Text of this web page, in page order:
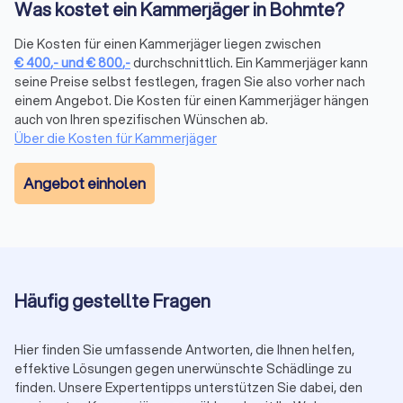
Ameisen können in großer Zahl in Wohnungen und Häusern
auftreten, insbesondere in den Sommermonaten. Ein
Kammerjäger kann gezielte Maßnahmen ergreifen, um
Ameisen zu bekämpfen. Zudem verhindert er, dass sie sich
erneut ansiedeln.
Kammerjäger Bettwanzen
Bettwanzen sind ein zunehmendes Problem in urbanen
Gebieten und ihre Bekämpfung ist oft schwierig und
verschiedene Methoden anwenden, wie z.B. das Erhitzen der
Kammerjäger Ratten
Was kostet ein Kammerjäger in Bohmte?
Die Kosten für einen Kammerjäger liegen zwischen
€400,-und€800,-durchschnittlich. Ein Kammerjäger kann
seine Preise selbst festlegen, fragen Sie also vorher nach
einem Angebot. Die Kosten für einen Kammerjäger hängen
auch von Ihren spezifischen Wünschen ab.
Über die Kosten für Kammerjäger
Angebot einholen
Häufig gestellte Fragen
Hier finden Sie umfassende Antworten, die Ihnen helfen,
effektive Lösungen gegen unerwünschte Schädlinge zu
finden. Unsere Expertentipps unterstützen Sie dabei, den